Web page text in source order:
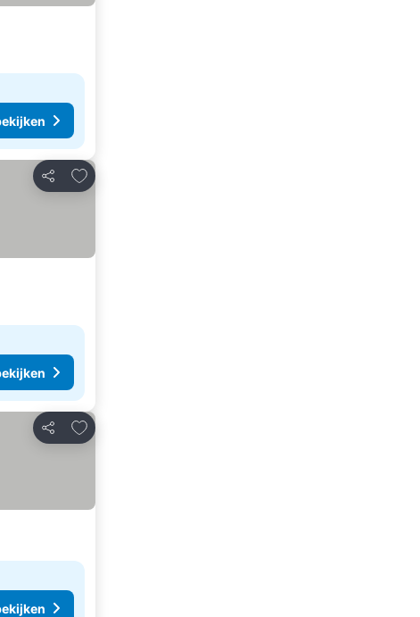
Delen
Toevoegen aan favorieten
Delen
Toevoegen aan favorieten